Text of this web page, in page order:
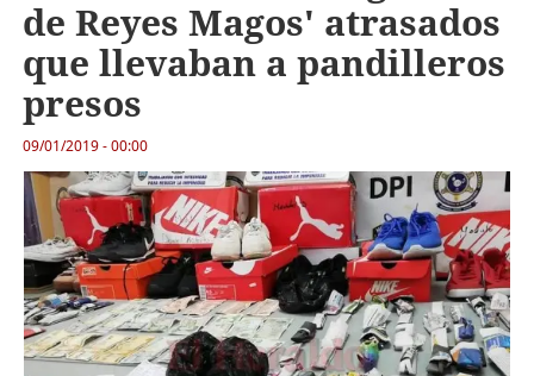
de Reyes Magos' atrasados
que llevaban a pandilleros
presos
09/01/2019 - 00:00